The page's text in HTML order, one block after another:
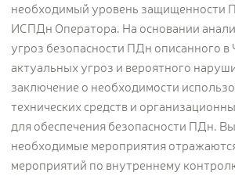
необходимый уровень защищенности
ИСПДн Оператора. На основании
угроз безопасности ПДн описанного в
актуальных угроз и вероятного
заключение о необходимости
технических средств и
для обеспечения безопасности ПДн.
необходимые мероприятия
мероприятий по внутреннему